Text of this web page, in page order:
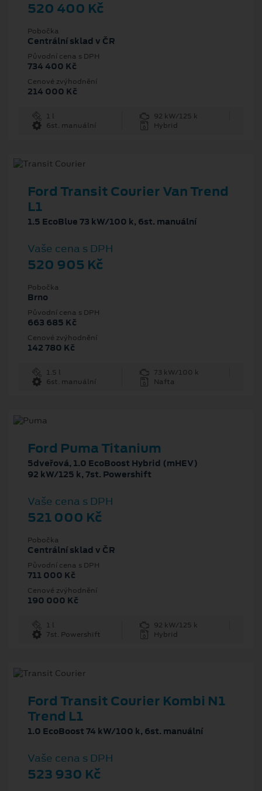
520 400 Kč
Pobočka
Centrální sklad v ČR
Původní cena s DPH
734 400 Kč
Cenové zvýhodnění
214 000 Kč
1 l
92 kW/125 k
6st. manuální
Hybrid
Ford Transit Courier Van Trend
L1
1.5 EcoBlue 73 kW/100 k, 6st. manuální
Vaše cena s DPH
520 905 Kč
Pobočka
Brno
Původní cena s DPH
663 685 Kč
Cenové zvýhodnění
142 780 Kč
1.5 l
73 kW/100 k
6st. manuální
Nafta
Ford Puma Titanium
5dveřová, 1.0 EcoBoost Hybrid (mHEV)
92 kW/125 k, 7st. Powershift
Vaše cena s DPH
521 000 Kč
Pobočka
Centrální sklad v ČR
Původní cena s DPH
711 000 Kč
Cenové zvýhodnění
190 000 Kč
1 l
92 kW/125 k
7st. Powershift
Hybrid
Ford Transit Courier Kombi N1
Trend L1
1.0 EcoBoost 74 kW/100 k, 6st. manuální
Vaše cena s DPH
523 930 Kč